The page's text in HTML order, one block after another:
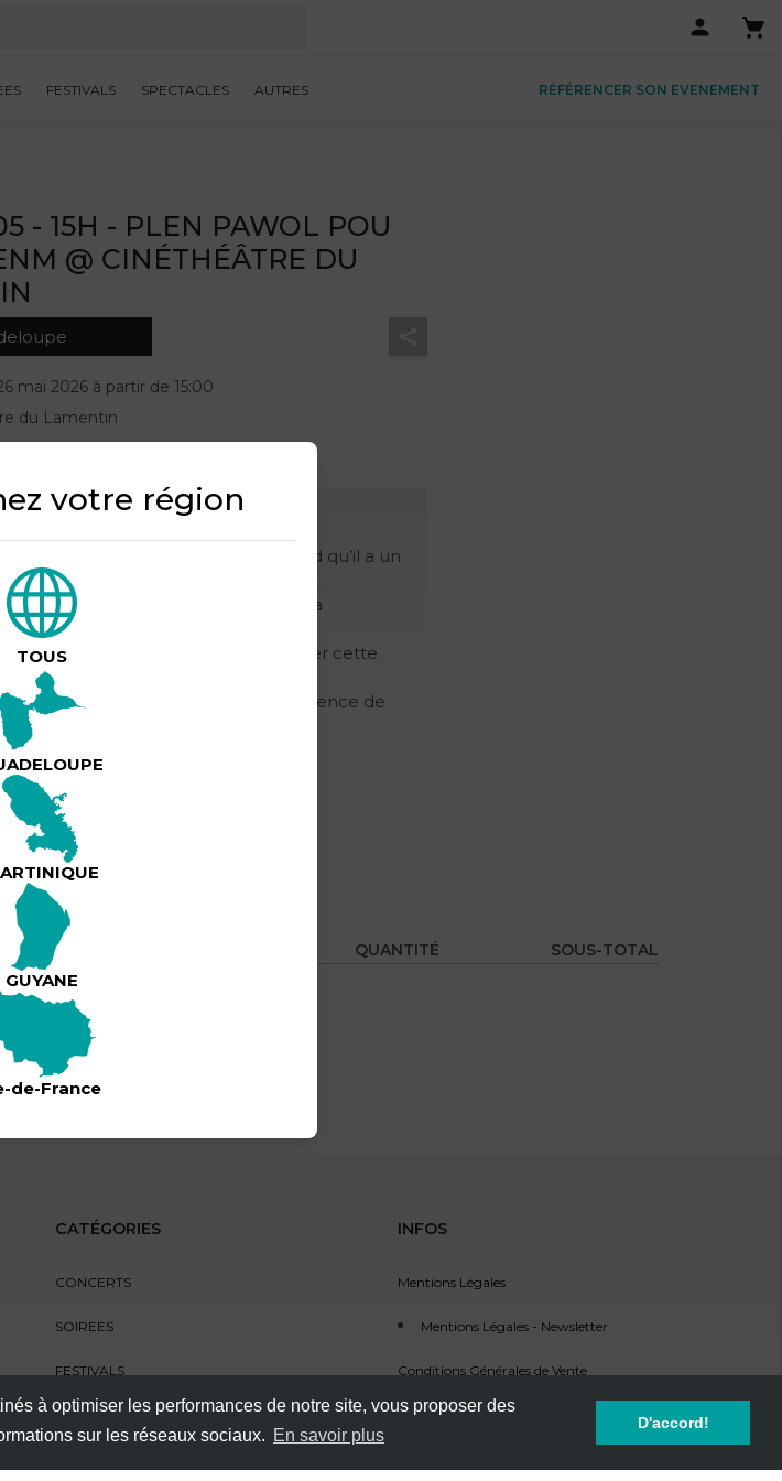
à optimiser les performances de notre site, vous proposer des
sur les réseaux sociaux. En savoir plus
D'accord!
FESTIVALS SPECTACLES AUTRES RÉFÉRENCER SON EVENEMENT
- 15H - PLEN PAWOL POU
@ CINÉTHÉÂTRE DU
mai 2026 à partir de 15:00
du Lamentin
Association JEN' POUSS.
d’une famille très modeste apprend qu’il a un
ans.
débarque en Guadeloupe pour faire la
de son père.
famille a les pires difficultés à annoncer cette
femme et ses deux filles.
son épouse connaissait déjà l’existence de
garçon.
QUANTITÉ SOUS-TOTAL
CATÉGORIES
CONCERTS
SOIREES
FESTIVALS
SPECTACLES
INFOS
Mentions Légales
Mentions Légales - Newsletter
Conditions Générales de Vente
Service Clients - SAV
votre région
TOUS
GUYANE
de-France